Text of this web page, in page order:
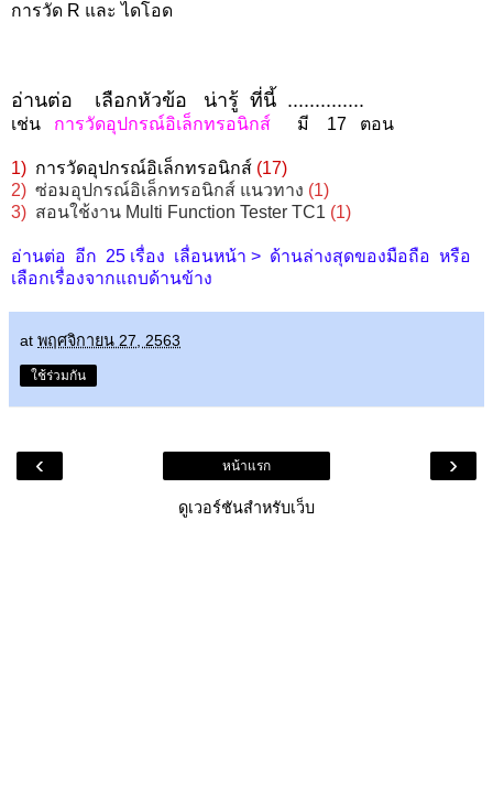
การวัด R และ ไดโอด
อ่านต่อ เลือกหัวข้อ น่ารู้ ที่นี้ ..............
เช่น การวัดอุปกรณ์อิเล็กทรอนิกส์ มี 17 ตอน
1) การวัดอุปกรณ์อิเล็กทรอนิกส์ (17)
2) ซ่อมอุปกรณ์อิเล็กทรอนิกส์ แนวทาง (1)
3) สอนใช้งาน Multi Function Tester TC1 (1)
อ่านต่อ อีก 25 เรื่อง เลื่อนหน้า > ด้านล่างสุดของมือถือ หรือ
เลือกเรื่องจากแถบด้านข้าง
at พฤศจิกายน 27, 2563
ใช้ร่วมกัน
‹ ›
หน้าแรก
ดูเวอร์ชันสำหรับเว็บ